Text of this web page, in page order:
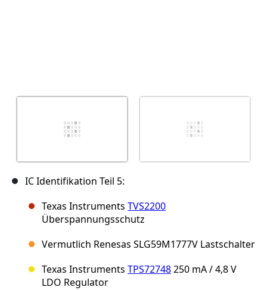
IC Identifikation Teil 5:
Texas Instruments TVS2200
Überspannungsschutz
Vermutlich Renesas SLG59M1777V Lastschalter
Texas Instruments TPS72748250 mA / 4,8 V
LDO Regulator